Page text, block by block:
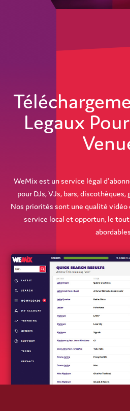
Legaux
WeMix est un service légal
pour DJs, VJs, bars,
Nos priorités sont une qualité
service local et opportun, le